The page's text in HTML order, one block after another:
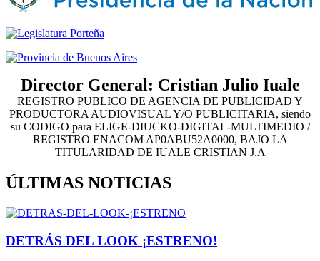
Director General: Cristian Julio Iuale
REGISTRO PUBLICO DE AGENCIA DE PUBLICIDAD Y
PRODUCTORA AUDIOVISUAL Y/O PUBLICITARIA, siendo
su CODIGO para ELIGE-DIUCKO-DIGITAL-MULTIMEDIO /
REGISTRO ENACOM AP0ABU52A0000, BAJO LA
TITULARIDAD DE IUALE CRISTIAN J.A
ÚLTIMAS NOTICIAS
DETRÁS DEL LOOK ¡ESTRENO!